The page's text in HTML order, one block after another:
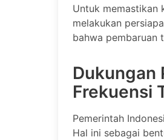
Untuk memastikan
melakukan
bahwa pembaruan
Dukungan
Frekuensi
Pemerintah
Hal ini sebagai